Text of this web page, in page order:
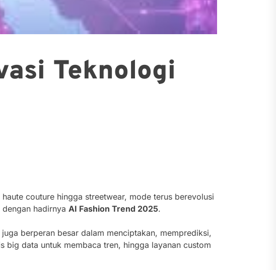
Teknologi
couture hingga streetwear, mode terus berevolusi
hadirnya AI Fashion Trend 2025.
berperan besar dalam menciptakan, memprediksi,
big data untuk membaca tren, hingga layanan custom